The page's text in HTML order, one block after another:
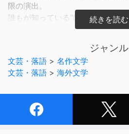
限の演出。
誰もが知っている"はず"のシェイ
ストにして続々お届けします。
さてはて。妖精だの悪ふざけだの。
信じられぬ、ありそうにもない、
をお曲げになるな。 こう考えれば
ジャンル
文芸・落語 > 名作文学
文芸・落語 > 海外文学